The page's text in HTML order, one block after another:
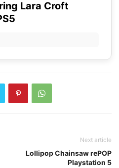
Lara Croft
Next article
Lollipop Chainsaw rePOP
Playstation 5